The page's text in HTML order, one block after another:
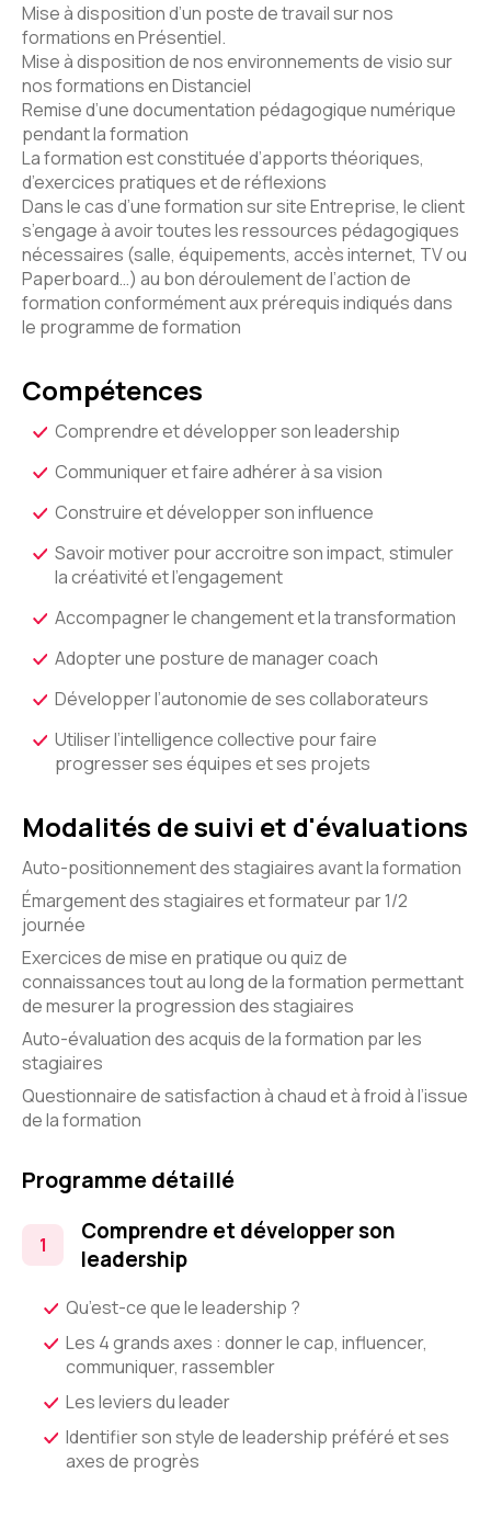
Mise à disposition d’un poste de travail sur nos
formations en Présentiel.
Mise à disposition de nos environnements de visio sur
nos formations en Distanciel
Remise d’une documentation pédagogique numérique
pendant la formation
La formation est constituée d’apports théoriques,
d’exercices pratiques et de réflexions
Dans le cas d’une formation sur site Entreprise, le client
s’engage à avoir toutes les ressources pédagogiques
nécessaires (salle, équipements, accès internet, TV ou
Paperboard…) au bon déroulement de l’action de
formation conformément aux prérequis indiqués dans
le programme de formation
Compétences
Comprendre et développer son leadership
Communiquer et faire adhérer à sa vision
Construire et développer son influence
Savoir motiver pour accroitre son impact, stimuler
la créativité et l’engagement
Accompagner le changement et la transformation
Adopter une posture de manager coach
Développer l’autonomie de ses collaborateurs
Utiliser l’intelligence collective pour faire
progresser ses équipes et ses projets
Modalités de suivi et d'évaluations
Auto-positionnement des stagiaires avant la formation
Émargement des stagiaires et formateur par 1/2
journée
Exercices de mise en pratique ou quiz de
connaissances tout au long de la formation permettant
de mesurer la progression des stagiaires
Auto-évaluation des acquis de la formation par les
stagiaires
Questionnaire de satisfaction à chaud et à froid à l’issue
de la formation
Programme détaillé
Comprendre et développer son
leadership
Qu’est-ce que le leadership ?
Les 4 grands axes : donner le cap, influencer,
communiquer, rassembler
Les leviers du leader
Identifier son style de leadership préféré et ses
axes de progrès